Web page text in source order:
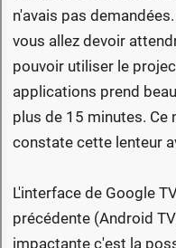
n'avais pas
vous allez devoir
pouvoir utiliser le
applications prend
plus de 15 minutes. Ce
constate cette lenteur
L'interface de Google
précédente (Android
impactante c'est la